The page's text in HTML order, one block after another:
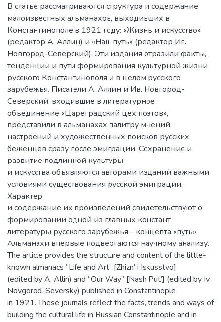
В статье рассматриваются структура и содержание
малоизвестных альманахов, выходивших в
Константинополе в 1921 году: «Жизнь и искусство»
(редактор А. Аллин) и «Наш путь» (редактор Ив.
Новгород-Северский). Эти издания отразили факты,
тенденции и пути формирования культурной жизни
русского Константинополя и в целом русского
зарубежья. Писатели А. Аллин и Ив. Новгород-
Северский, входившие в литературное
объединение «Цареградский цех поэтов»,
представили в альманахах палитру мнений,
настроений и художественных поисков русских
беженцев сразу после эмиграции. Сохранение и
развитие подлинной культуры
и искусства объявляются авторами изданий важными
условиями существования русской эмиграции.
Характер
и содержание их произведений свидетельствуют о
формировании одной из главных констант
литературы русского зарубежья - концепта «путь».
Альманахи впервые подвергаются научному анализу.
The article provides the structure and content of the little-
known almanacs “Life and Art” [Zhizn’ i Iskusstvo]
(edited by A. Allin) and “Our Way” [Nash Put’] (edited by Iv.
Novgorod-Seversky) published in Constantinople
in 1921. These journals reflect the facts, trends and ways of
building the cultural life in Russian Constantinople and in